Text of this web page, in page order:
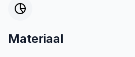
Materiaal